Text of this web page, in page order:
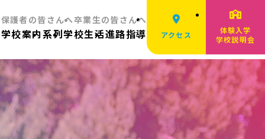
保護者の皆さんへ卒業生の皆さんへ
学校案内 系列学校生活進路指導 アクセス
体験入学
学校説明会